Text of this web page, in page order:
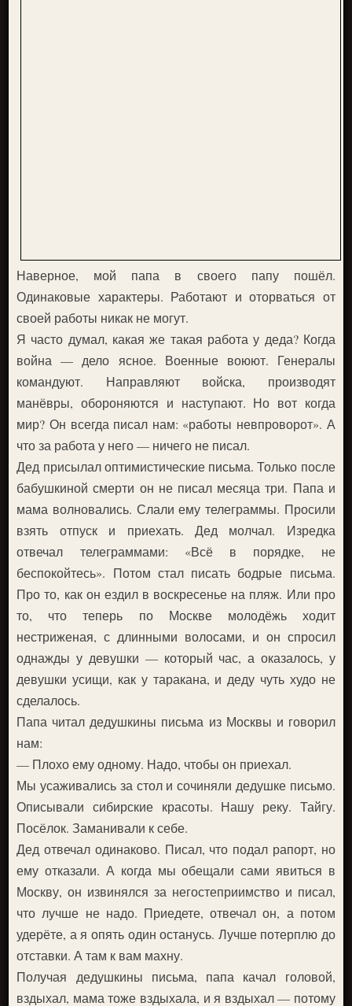
Наверное, мой папа в своего папу пошёл.
Одинаковые характеры. Работают и оторваться от
своей работы никак не могут.
Я часто думал, какая же такая работа у деда? Когда
война — дело ясное. Военные воюют. Генералы
командуют. Направляют войска, производят
манёвры, обороняются и наступают. Но вот когда
мир? Он всегда писал нам: «работы невпроворот». А
что за работа у него — ничего не писал.
Дед присылал оптимистические письма. Только после
бабушкиной смерти он не писал месяца три. Папа и
мама волновались. Слали ему телеграммы. Просили
взять отпуск и приехать. Дед молчал. Изредка
отвечал телеграммами: «Всё в порядке, не
беспокойтесь». Потом стал писать бодрые письма.
Про то, как он ездил в воскресенье на пляж. Или про
то, что теперь по Москве молодёжь ходит
нестриженая, с длинными волосами, и он спросил
однажды у девушки — который час, а оказалось, у
девушки усищи, как у таракана, и деду чуть худо не
сделалось.
Папа читал дедушкины письма из Москвы и говорил
нам:
— Плохо ему одному. Надо, чтобы он приехал.
Мы усаживались за стол и сочиняли дедушке письмо.
Описывали сибирские красоты. Нашу реку. Тайгу.
Посёлок. Заманивали к себе.
Дед отвечал одинаково. Писал, что подал рапорт, но
ему отказали. А когда мы обещали сами явиться в
Москву, он извинялся за негостеприимство и писал,
что лучше не надо. Приедете, отвечал он, а потом
удерёте, а я опять один останусь. Лучше потерплю до
отставки. А там к вам махну.
Получая дедушкины письма, папа качал головой,
вздыхал, мама тоже вздыхала, и я вздыхал — потому